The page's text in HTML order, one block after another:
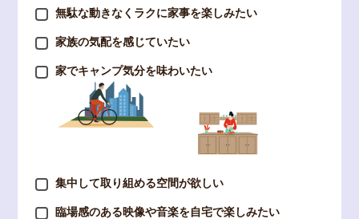
無駄な動きなくラクに家事を楽しみたい
家族の気配を感じていたい
家でキャンプ気分を味わいたい
集中して取り組める空間が欲しい
臨場感のある映像や音楽を自宅で楽しみたい